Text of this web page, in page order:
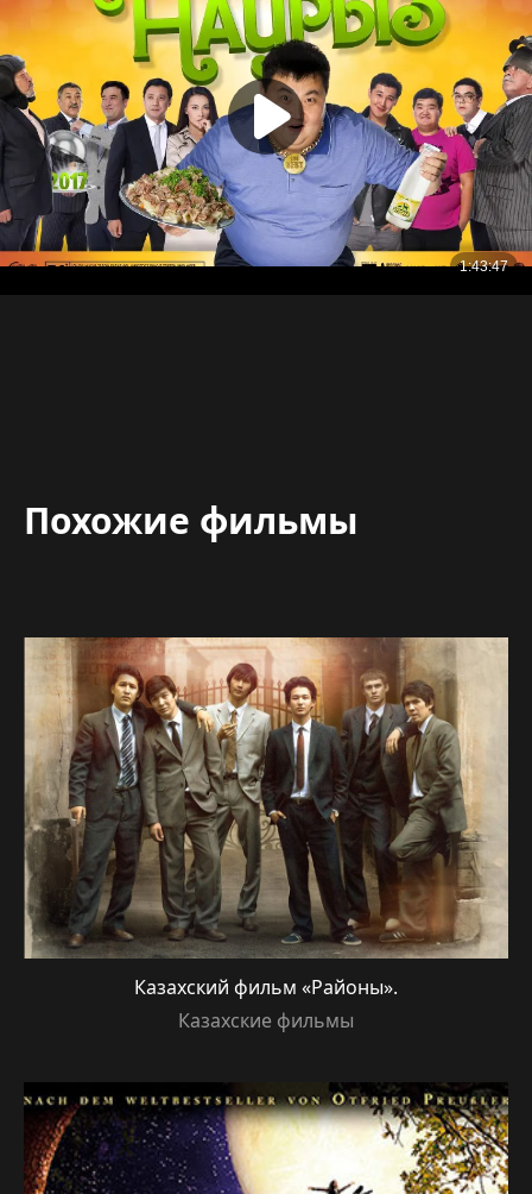
Похожие фильмы
Казахский фильм «Районы».
Казахские фильмы